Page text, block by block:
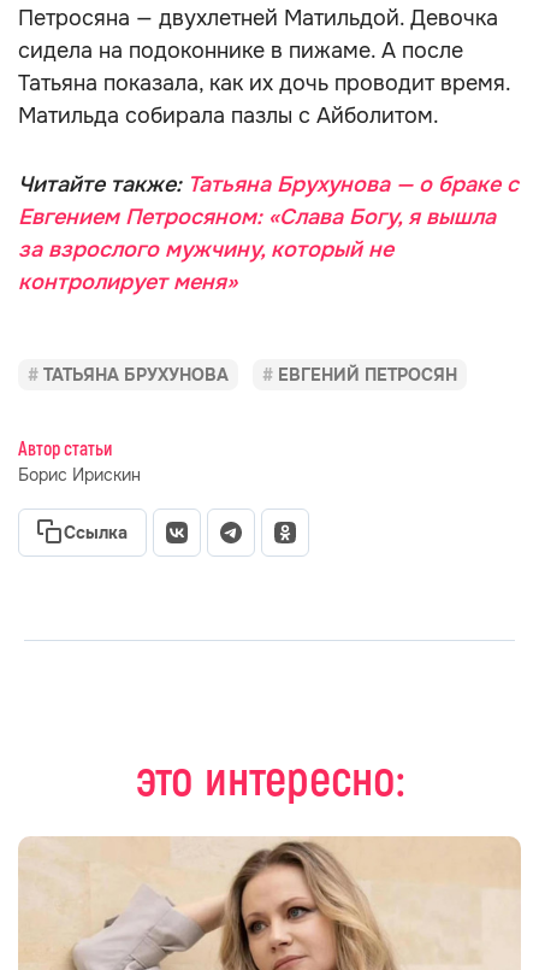
Петросяна — двухлетней Матильдой. Девочка
сидела на подоконнике в пижаме. А после
Татьяна показала, как их дочь проводит время.
Матильда собирала пазлы с Айболитом.
Читайте также: Татьяна Брухунова — о браке с
Евгением Петросяном: «Слава Богу, я вышла
за взрослого мужчину, который не
контролирует меня»
ТАТЬЯНА БРУХУНОВА ЕВГЕНИЙ ПЕТРОСЯН
Автор статьи
Борис Ирискин
Ссылка
это интересно: